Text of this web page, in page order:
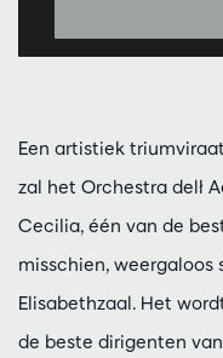
Een artistiek
zal het Orchestra dell
Cecilia, één van de
misschien,
Elisabethzaal. Het
de beste dirigenten